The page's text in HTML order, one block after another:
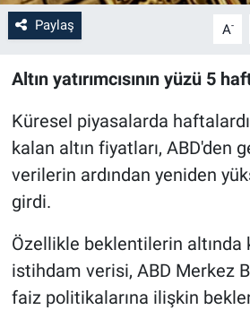
Paylaş A-
Altın yatırımcısının yüzü 5
Küresel piyasalarda
kalan altın fiyatları, ABD'den
verilerin ardından yeniden
girdi.
Özellikle beklentilerin altında
istihdam verisi, ABD Merkez
faiz politikalarına ilişkin
Teknoloji
Yaşam
Nöbetçi Eczaneler